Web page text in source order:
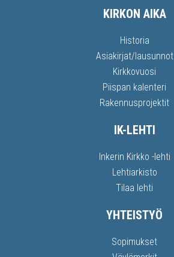
KIRKON AIKA
Historia
Asiakirjat/lausunnot
Kirkkovuosi
Piispan kalenteri
Rakennusprojektit
IK-LEHTI
Inkerin Kirkko -lehti
Lehtiarkisto
Tilaa lehti
YHTEISTYÖ
Sopimukset